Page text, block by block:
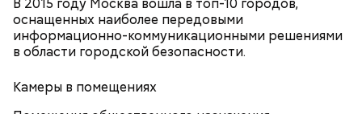
В 2015 году Москва вошла в топ-10 городов,
оснащенных наиболее передовыми
информационно-коммуникационными решениями
в области городской безопасности.
Камеры в помещениях